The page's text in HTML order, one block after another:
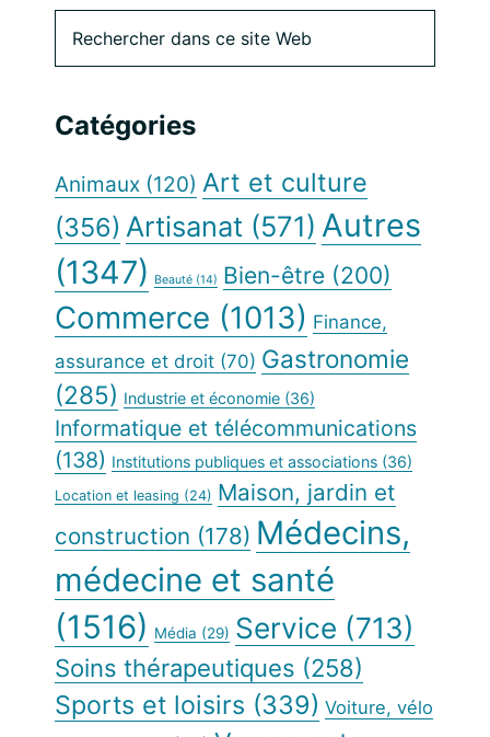
Barre
latérale
principale
dans
Web
Catégories
Animaux (120) Art et culture
(356) Artisanat (571) Autres
(1347)
Beauté (14) Bien-être (200)
Commerce (1013) Finance,
assurance et droit (70) Gastronomie
(285) Industrie et économie (36)
Informatique et télécommunications
(138) Institutions publiques et associations (36)
Location et leasing (24) Maison, jardin et
construction (178) Médecins,
médecine et santé
(1516) Média (29) Service (713)
Soins thérapeutiques (258)
Sports et loisirs (339) Voiture, vélo